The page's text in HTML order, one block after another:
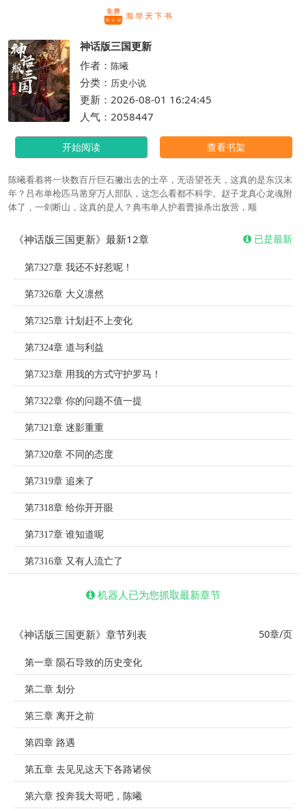
神话版三国更新
作者： 陈曦
分类： 历史小说
更新：2026-08-01 16:24:45
人气：2058447
开始阅读 查看书架
陈曦看着将一块数百斤巨石撇出去的士卒，无语望苍天，这真的是东汉末
年？吕布单枪匹马凿穿万人部队，这怎么看都不科学。赵子龙真心龙魂附
体了，一剑断山，这真的是人？典韦单人护着曹操杀出敌营，顺
《神话版三国更新》最新12章 已是最新
第7327章 我还不好惹呢！
第7326章 大义凛然
第7325章 计划赶不上变化
第7324章 道与利益
第7323章 用我的方式守护罗马！
第7322章 你的问题不值一提
第7321章 迷影重重
第7320章 不同的态度
第7319章 追来了
第7318章 给你开开眼
第7317章 谁知道呢
第7316章 又有人流亡了
机器人已为您抓取最新章节
《神话版三国更新》章节列表 50章/页
第一章 陨石导致的历史变化
第二章 划分
第三章 离开之前
第四章 路遇
第五章 去见见这天下各路诸侯
第六章 投奔我大哥吧，陈曦